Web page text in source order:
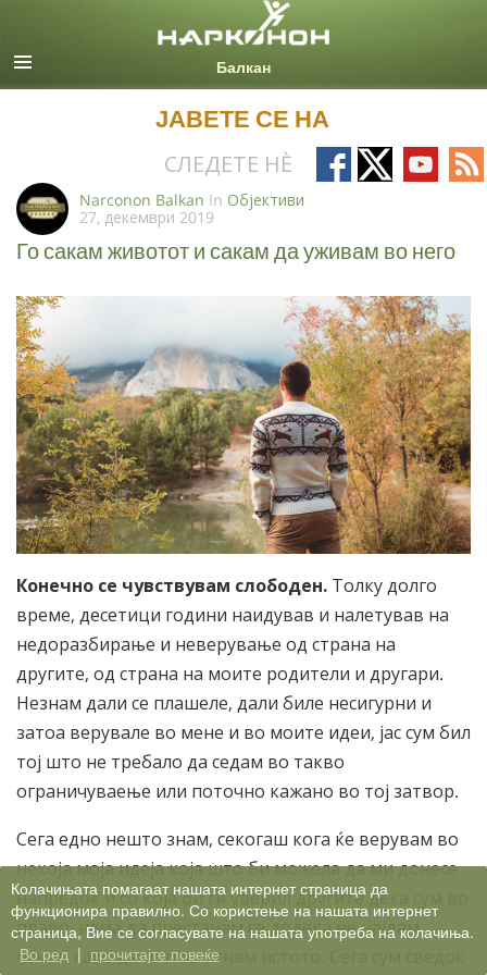
Macedonian
ЈАВЕТЕ СЕ НА
СЛЕДЕТЕ НÈ
Follow
on
Follow
on
Follow
on
on
Narconon Balkan In Oбјективи
27, декември 2019
Го сакам животот и сакам да уживам во него
Конечно се чувствувам слободен. Толку долго
време, десетици години наидував и налетував на
недоразбирање и неверување од страна на
другите, од страна на моите родители и другари.
Незнам дали се плашеле, дали биле несигурни и
затоа верувале во мене и во моите идеи, јас сум бил
тој што не требало да седам во такво
ограничуваење или поточно кажано во тој затвор.
Сега едно нешто знам, секогаш кога ќе верувам во
некоја моја идеја која што би можела да ми донесе
напредок и со која би ги уверил другите дека сум во
право, нема да престанам се додека не најдам
начин како да го постигнам истото. Сега сум сведок
Колачињата помагаат нашата интернет страница да
функционира правилно. Со користење на нашата интернет
страница, Вие се согласувате на нашата употреба на колачиња.
Во ред | прочитајте повеќе